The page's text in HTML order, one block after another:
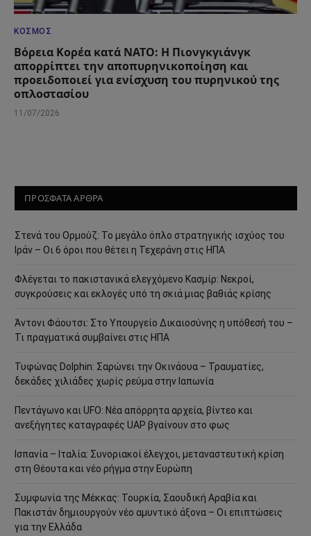
ΚΌΣΜΟΣ
Βόρεια Κορέα κατά ΝΑΤΟ: Η Πιονγκγιάνγκ
απορρίπτει την αποπυρηνικοποίηση και
προειδοποιεί για ενίσχυση του πυρηνικού της
οπλοστασίου
11/07/2026
ΠΡΟΣΦΑΤΑ ΑΡΘΡΑ
Στενά του Ορμούζ: Το μεγάλο όπλο στρατηγικής ισχύος του
Ιράν – Οι 6 όροι που θέτει η Τεχεράνη στις ΗΠΑ
Φλέγεται το πακιστανικά ελεγχόμενο Κασμίρ: Νεκροί,
συγκρούσεις και εκλογές υπό τη σκιά μιας βαθιάς κρίσης
Άντονι Φάουτσι: Στο Υπουργείο Δικαιοσύνης η υπόθεσή του –
Τι πραγματικά συμβαίνει στις ΗΠΑ
Τυφώνας Dolphin: Σαρώνει την Οκινάουα – Τραυματίες,
δεκάδες χιλιάδες χωρίς ρεύμα στην Ιαπωνία
Πεντάγωνο και UFO: Νέα απόρρητα αρχεία, βίντεο και
ανεξήγητες καταγραφές UAP βγαίνουν στο φως
Ισπανία – Ιταλία: Συνοριακοί έλεγχοι, μεταναστευτική κρίση
στη Θέουτα και νέο ρήγμα στην Ευρώπη
Συμφωνία της Μέκκας: Τουρκία, Σαουδική Αραβία και
Πακιστάν δημιουργούν νέο αμυντικό άξονα – Οι επιπτώσεις
για την Ελλάδα